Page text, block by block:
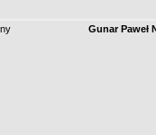
Gunar Paweł